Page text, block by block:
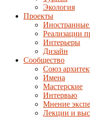
Экология
Проекты
Реализации
Интерьеры
Дизайн
Сообщество
Союз
Имена
Мастерские
Интервью
Мнение
Лекции и